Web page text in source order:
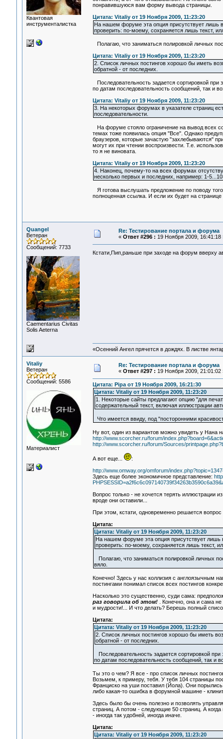
Квантовая
инструменталистка
понравившуюся вам форму вывода страницы.
Цитата: Vitaliy от 19 Ноября 2009, 11:23:20
На нашем форуме эта опция присутствует лишь
проверить: по-моему, сохраняется лишь текст,
Полагаю, что заниматься полировкой личных
Цитата: Vitaliy от 19 Ноября 2009, 11:23:20
2. Список личных постингов хорошо бы иметь
обратной - от последних.
Последовательность задается сортировкой
по датам последовательность сообщений, так и
Цитата: Vitaliy от 19 Ноября 2009, 11:23:20
3. На некоторых форумах в указателе страниц
последовательности.
На форуме стояло ограничение на вывод всех
темах тоже появилась опция "Все". Однако
браузеров, которые зачастую "захлебываются"
могут их при чтении воспроизвести. Т.е.
то я не виновата.
Цитата: Vitaliy от 19 Ноября 2009, 11:23:20
4. Наконец, почему-то на всех форумах
несколько первых и последних, например: 1-
Я готова выслушать предложение по поводу
полноценная ссылка. И если их будет на
Quangel
Ветеран
Сообщений: 7733
Сaementarius Civitas
Solis Aeterna
Re: Тестирование портала и форума
« Ответ #296 : 19 Ноября 2009, 16:41:18
Кстати,Пип,раньше при заходе на форум вверху
«Осенний Ангел прячется в дождях. В листве
Vitaliy
Ветеран
Сообщений: 5586
Материалист
Re: Тестирование портала и форума
« Ответ #297 : 19 Ноября 2009, 21:01:02
Цитата: Pipa от 19 Ноября 2009, 16:21:30
Цитата: Vitaliy от 19 Ноября 2009, 11:23:20
1. Некоторые сайты предлагают опцию "для
содержательный текст, включая иллюстрации
Что имеется ввиду, под "посторонними
Ну вот, один из вариантов можно увидеть у Нана
http://www.scorcher.ru/forum/
http://www.scorcher.ru/forum/Sources/
А вот еще...
:
http://www.omway.org/omforum/
Здесь еще более экономичное представление:
Вопрос только - не хочется терять иллюстрации
вроде они оставили...
При этом, кстати, одновременно решается
Цитата:
Цитата: Vitaliy от 19 Ноября 2009, 11:23:20
На нашем форуме эта опция присутствует
проверить: по-моему, сохраняется лишь текст,
Полагаю, что заниматься полировкой личных
вяло.
Конечно! Здесь у нас коллизия с англоязычным
постингами понимал список всех постингов
Насколько это существенно, суди сама:
раз говорила об этом!. Конечно, она и сама не
и мудрости!... И что делать? Берешь полный
Цитата:
Цитата: Vitaliy от 19 Ноября 2009, 11:23:20
2. Список личных постингов хорошо бы иметь
обратной - от последних.
Последовательность задается сортировкой
по датам последовательность сообщений, так и
Ты это о чем? Я все - про список личных
Возьмем, к примеру, тебя. У тебя 104 страницы
Франциско на уши поставил (Йола). Они
либо какая-то ошибка в форумной машине -
Здесь было бы очень полезно и позволять
страниц. А потом - следующие 50 страниц. А
- иногда так удобней, иногда иначе.
Цитата:
Цитата: Vitaliy от 19 Ноября 2009, 11:23:20